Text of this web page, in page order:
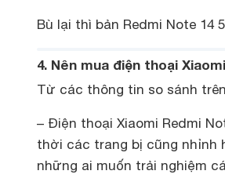
Bù lại thì bản Redmi Note
4. Nên mua điện thoại
Từ các thông tin so sánh
– Điện thoại Xiaomi Redmi
thời các trang bị cũng nhỉnh
những ai muốn trải nghiệm